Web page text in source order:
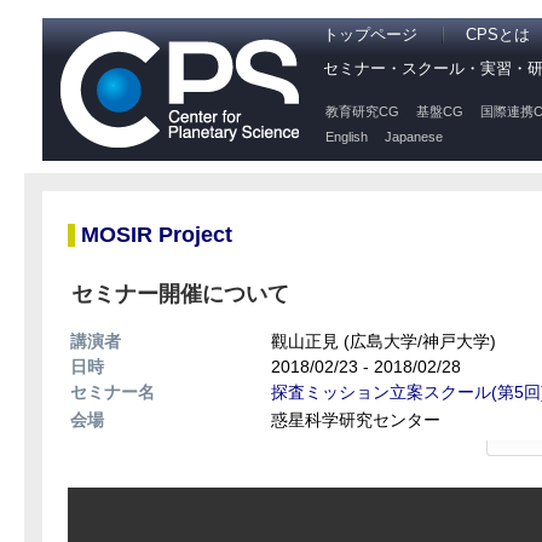
トップページ
CPSとは
セミナー・スクール・実習・
教育研究CG 基盤CG
国際連携
English
Japanese
MOSIR Project
セミナー開催について
講演者
觀山正見 (広島大学/神戸大学)
日時
2018/02/23 - 2018/02/28
セミナー名
探査ミッション立案スクール(第5
会場
惑星科学研究センター